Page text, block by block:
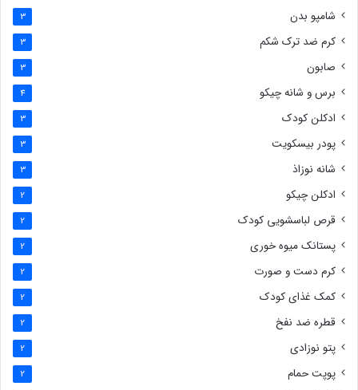
شامپو بدن 3
کرم ضد ترک شکم 3
صابون 3
برس و شانه چیکو 4
ادکلن کودک 3
پودر بیسکویت 3
شانه نوزاذ 3
ادکلن چیکو 2
قرص لباسشویی کودک 2
پستانک میوه خوری 2
کرم دست و صورت 2
کمک غذای کودک 2
قطره ضد نفخ 2
پتو نوزادی 2
پوپت حمام 2